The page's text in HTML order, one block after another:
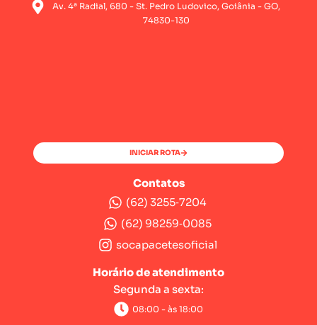
Av. 4ª Radial, 680 - St. Pedro Ludovico, Goiânia - GO,
74830-130
INICIAR ROTA
Contatos
(62) 3255‑7204‬
(62) 98259‑0085‬
socapacetesoficial
Horário de atendimento
Segunda a sexta:
08:00 - às 18:00